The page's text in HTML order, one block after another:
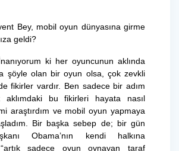
mobil oyun dünyasına girme
geldi?
ki her oyuncunun aklında
şöyle olan bir oyun olsa, çok zevkli
fikirler vardır. Ben sadece bir adım
aklımdaki bu fikirleri hayata nasıl
araştırdım ve mobil oyun yapmaya
Bir başka sebep de; bir gün
Obama’nın kendi halkına
sadece oyun oynayan taraf